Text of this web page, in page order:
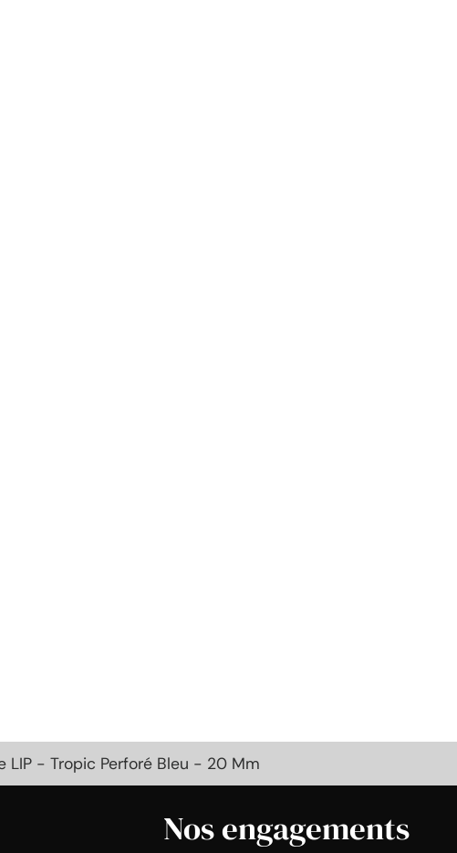
LIP - Tropic Perforé Bleu - 20 Mm
Nos engagements